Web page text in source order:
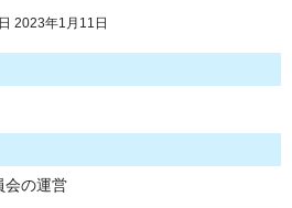
2023年1月11日
会の運営